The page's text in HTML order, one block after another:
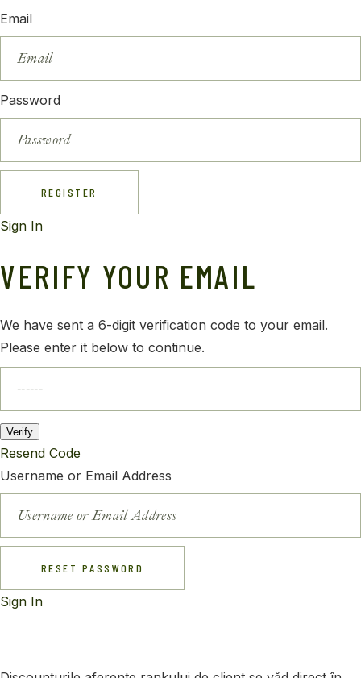
Email
Password
REGISTER
Sign In
VERIFY YOUR EMAIL
We have sent a 6-digit verification code to your email.
Please enter it below to continue.
Verify
Resend Code
Username or Email Address
RESET PASSWORD
Sign In